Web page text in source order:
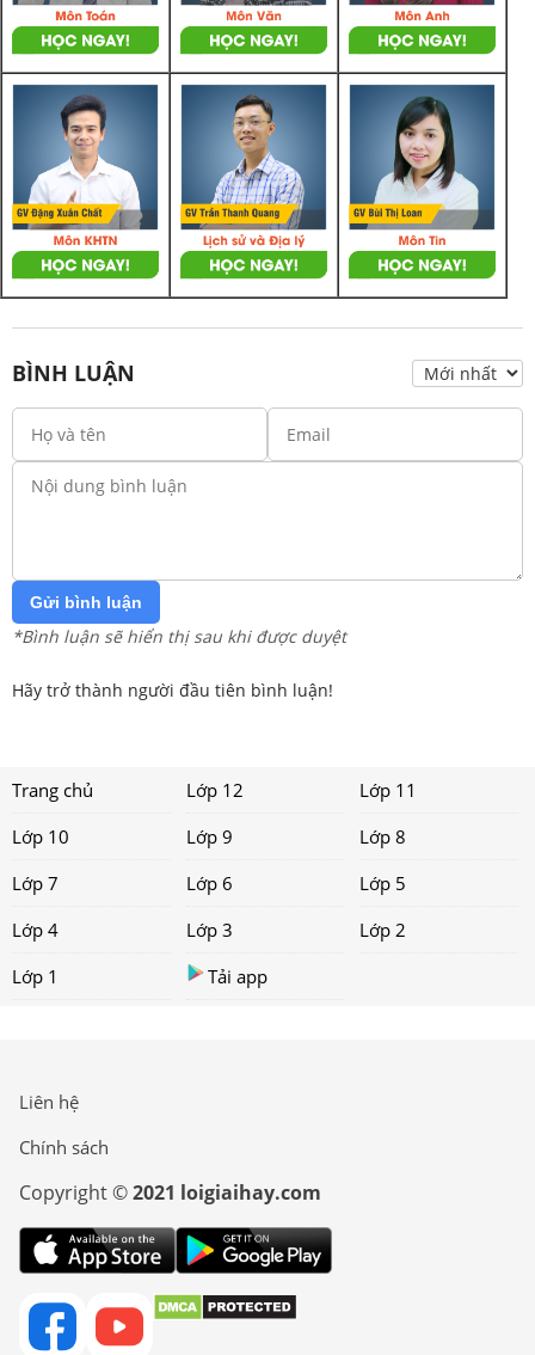
BÌNH LUẬN
Gửi bình luận
*Bình luận sẽ hiển thị sau khi được duyệt
Hãy trở thành người đầu tiên bình luận!
Trang chủ Lớp 12
Lớp 11
Lớp 10
Lớp 9
Lớp 8
Lớp 7
Lớp 6
Lớp 5
Lớp 4
Lớp 3
Lớp 2
Lớp 1
Tải app
Liên hệ
Chính sách
Copyright ©2021 loigiaihay.com